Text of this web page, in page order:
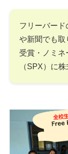
フリーバー
や新聞でも取
受賞・ノミ
（SPX）に